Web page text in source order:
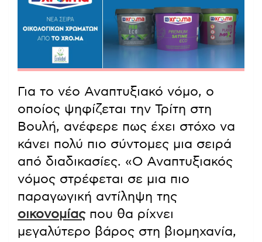
Για το νέο Αναπτυξιακό νόμο, ο
οποίος ψηφίζεται την Τρίτη στη
Βουλή, ανέφερε πως έχει στόχο να
κάνει πολύ πιο σύντομες μια σειρά
από διαδικασίες. «Ο Αναπτυξιακός
νόμος στρέφεται σε μια πιο
παραγωγική αντίληψη της
οικονομίαςπου θα ρίχνει
μεγαλύτερο βάρος στη βιομηχανία,